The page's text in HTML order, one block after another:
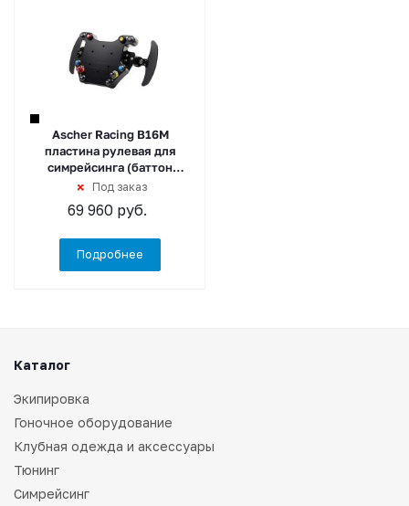
Ascher Racing B16M
пластина рулевая для
симрейсинга (баттон
плейт) USB
Под заказ
69 960руб.
Подробнее
Каталог
Экипировка
Гоночное оборудование
Клубная одежда и аксессуары
Тюнинг
Симрейсинг